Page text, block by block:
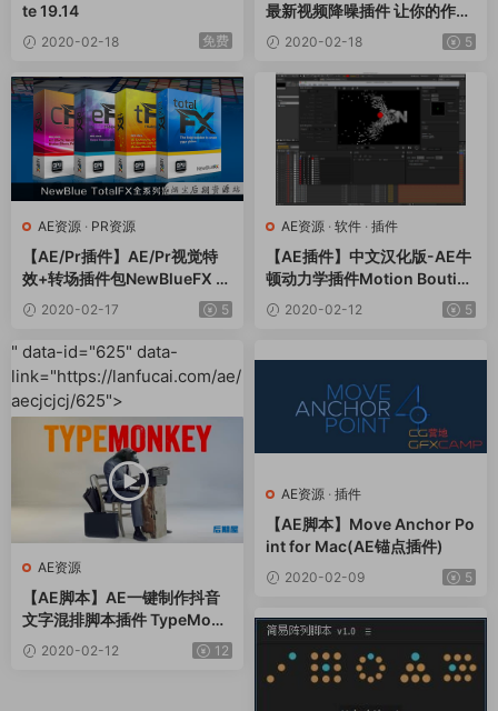
te 19.14
2020-02-18 免费
最新视频降噪插件 让你的作品
更有质感！带使用教程
2020-02-18 5
AE资源 · PR资源
【AE/Pr插件】AE/Pr视觉特
效+转场插件包NewBlueFX T
otalFX7 v6.0.200108 CE Wi
n x64 一键安装破解版
2020-02-17 5
AE资源 · 软件 · 插件
【AE插件】中文汉化版-AE牛
顿动力学插件Motion Boutiq
ue Newton 3.0.69 CS6 – CC
2019 Win/Mac破解版 + 视频
2020-02-12 5
" data-id="625" data-
link="https://lanfucai.com/ae/
aecjcjcj/625">
AE资源
【AE脚本】AE一键制作抖音
文字混排脚本插件 TypeMonk
ey V1.21 中文版(附安装教程)
2020-02-12 12
AE资源 · 插件
【AE脚本】Move Anchor Po
int for Mac(AE锚点插件)
2020-02-09 5